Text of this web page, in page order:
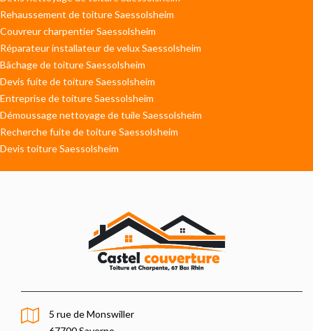
Rehaussement de toiture Saessolsheim
Couvreur charpentier Saessolsheim
Réparateur installateur de velux Saessolsheim
Bâchage de toiture Saessolsheim
Devis fuite de toiture Saessolsheim
Entreprise de toiture Saessolsheim
Démoussage nettoyage de tuile Saessolsheim
Recherche fuite de toiture Saessolsheim
Devis toiture Saessolsheim
5 rue de Monswiller